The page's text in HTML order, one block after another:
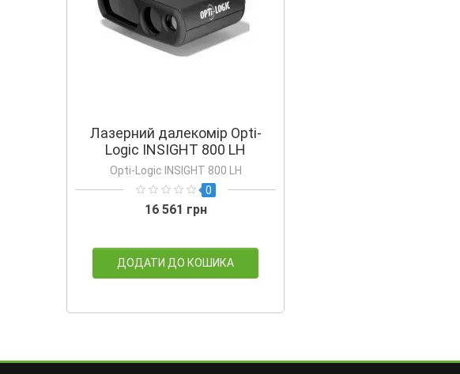
Лазерний далекомір Opti-
Logic INSIGHT 800 LН
Opti-Logic INSIGHT 800 LН
0
16 561 грн
ДОДАТИ ДО КОШИКА